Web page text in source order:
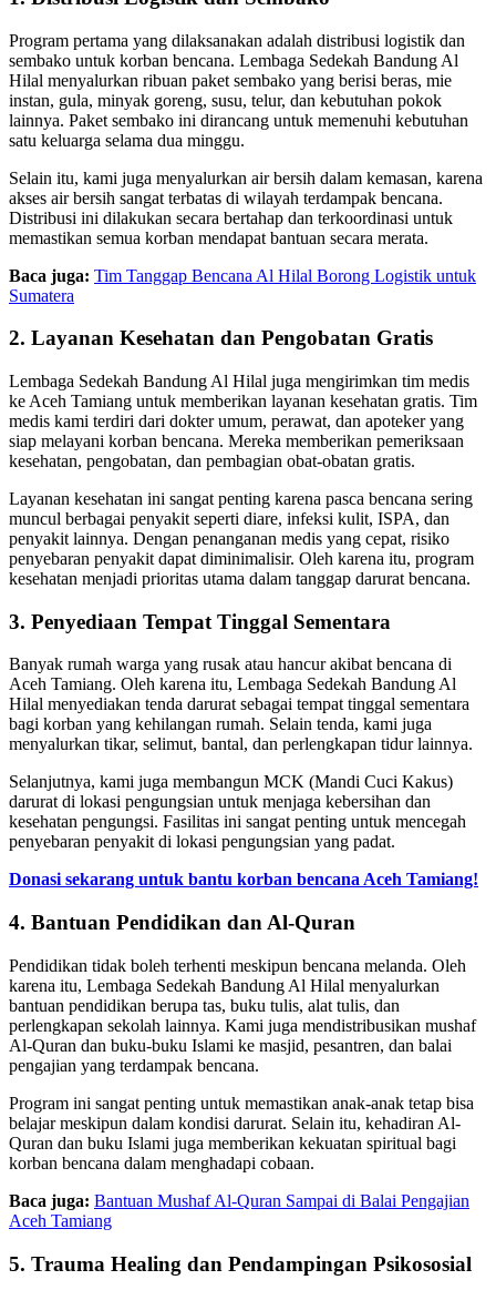
Program pertama yang dilaksanakan adalah distribusi logistik dan
sembako untuk korban bencana. Lembaga Sedekah Bandung Al
Hilal menyalurkan ribuan paket sembako yang berisi beras, mie
instan, gula, minyak goreng, susu, telur, dan kebutuhan pokok
lainnya. Paket sembako ini dirancang untuk memenuhi kebutuhan
satu keluarga selama dua minggu.
Selain itu, kami juga menyalurkan air bersih dalam kemasan, karena
akses air bersih sangat terbatas di wilayah terdampak bencana.
Distribusi ini dilakukan secara bertahap dan terkoordinasi untuk
memastikan semua korban mendapat bantuan secara merata.
Baca juga: Tim Tanggap Bencana Al Hilal Borong Logistik untuk
Sumatera
2. Layanan Kesehatan dan Pengobatan Gratis
Lembaga Sedekah Bandung Al Hilal juga mengirimkan tim medis
ke Aceh Tamiang untuk memberikan layanan kesehatan gratis. Tim
medis kami terdiri dari dokter umum, perawat, dan apoteker yang
siap melayani korban bencana. Mereka memberikan pemeriksaan
kesehatan, pengobatan, dan pembagian obat-obatan gratis.
Layanan kesehatan ini sangat penting karena pasca bencana sering
muncul berbagai penyakit seperti diare, infeksi kulit, ISPA, dan
penyakit lainnya. Dengan penanganan medis yang cepat, risiko
penyebaran penyakit dapat diminimalisir. Oleh karena itu, program
kesehatan menjadi prioritas utama dalam tanggap darurat bencana.
3. Penyediaan Tempat Tinggal Sementara
Banyak rumah warga yang rusak atau hancur akibat bencana di
Aceh Tamiang. Oleh karena itu, Lembaga Sedekah Bandung Al
Hilal menyediakan tenda darurat sebagai tempat tinggal sementara
bagi korban yang kehilangan rumah. Selain tenda, kami juga
menyalurkan tikar, selimut, bantal, dan perlengkapan tidur lainnya.
Selanjutnya, kami juga membangun MCK (Mandi Cuci Kakus)
darurat di lokasi pengungsian untuk menjaga kebersihan dan
kesehatan pengungsi. Fasilitas ini sangat penting untuk mencegah
penyebaran penyakit di lokasi pengungsian yang padat.
Donasi sekarang untuk bantu korban bencana Aceh Tamiang!
4. Bantuan Pendidikan dan Al-Quran
Pendidikan tidak boleh terhenti meskipun bencana melanda. Oleh
karena itu, Lembaga Sedekah Bandung Al Hilal menyalurkan
bantuan pendidikan berupa tas, buku tulis, alat tulis, dan
perlengkapan sekolah lainnya. Kami juga mendistribusikan mushaf
Al-Quran dan buku-buku Islami ke masjid, pesantren, dan balai
pengajian yang terdampak bencana.
Program ini sangat penting untuk memastikan anak-anak tetap bisa
belajar meskipun dalam kondisi darurat. Selain itu, kehadiran Al-
Quran dan buku Islami juga memberikan kekuatan spiritual bagi
korban bencana dalam menghadapi cobaan.
Baca juga: Bantuan Mushaf Al-Quran Sampai di Balai Pengajian
Aceh Tamiang
5. Trauma Healing dan Pendampingan Psikososial